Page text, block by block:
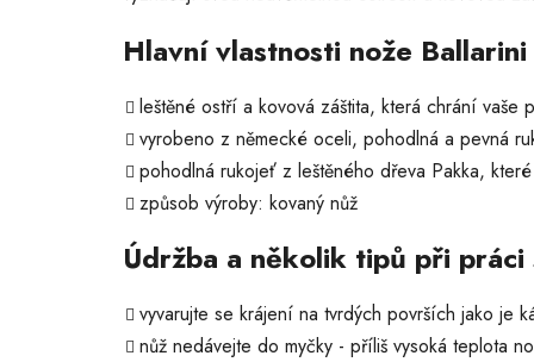
Hlavní vlastnosti nože
leštěné ostří a kovová záštita, která chrání vaše
vyrobeno z německé oceli, pohodlná a pevná
pohodlná rukojeť z leštěného dřeva Pakka,
způsob výroby: kovaný nůž
Údržba a několik tipů při práci
vyvarujte se krájení na tvrdých površích jako je
nůž nedávejte do myčky - příliš vysoká teplota